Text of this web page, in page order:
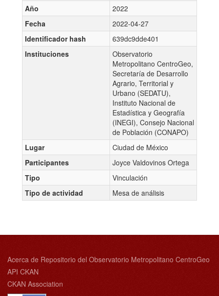
Año
2022
Fecha
2022-04-27
Identificador hash
639dc9dde401
Instituciones
Observatorio
Metropolitano CentroGeo,
Secretaría de Desarrollo
Agrario, Territorial y
Urbano (SEDATU),
Instituto Nacional de
Estadística y Geografía
(INEGI), Consejo Nacional
de Población (CONAPO)
Lugar
Ciudad de México
Participantes
Joyce Valdovinos Ortega
Tipo
Vinculación
Tipo de actividad
Mesa de análisis
Acerca de Repositorio del Observatorio Metropolitano CentroGeo
API CKAN
CKAN Association